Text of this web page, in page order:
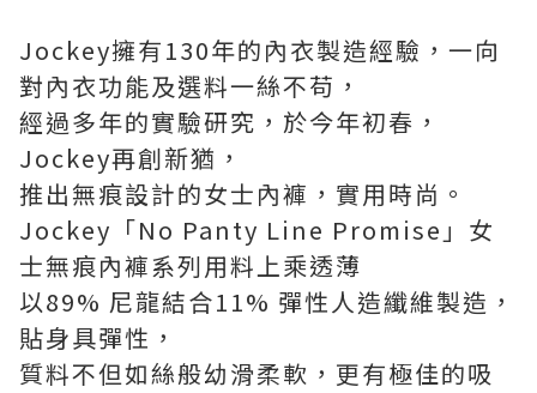
Jockey擁有130年的內衣製造經驗，一向
對內衣功能及選料一絲不苟，
經過多年的實驗研究，於今年初春，
Jockey再創新猶，
推出無痕設計的女士內褲，實用時尚。
Jockey「No Panty Line Promise」女
士無痕內褲系列用料上乘透薄
以89% 尼龍結合11% 彈性人造纖維製造，
貼身具彈性，
質料不但如絲般幼滑柔軟，更有極佳的吸